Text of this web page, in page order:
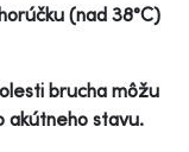
(nad 38°C)
brucha môžu
akútneho stavu.